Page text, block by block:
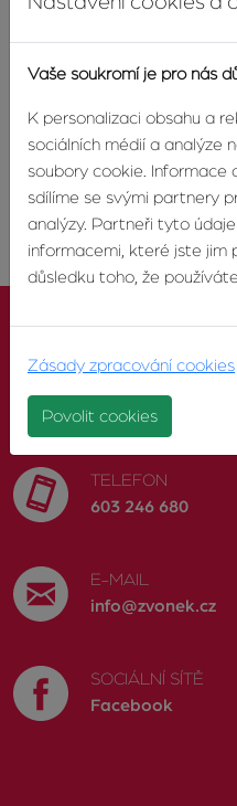
O dalším průběhu výstavby
stavby.
Více informací o projektu
KONTAKTUJTE NÁS
TELEFON
603 246 680
E-MAIL
info@zvonek.cz
SOCIÁLNÍ SÍTĚ
Facebook
Vaše soukromí je pro nás
K personalizaci obsahu a
sociálních médií a analýze
soubory cookie. Informace
sdílíme se svými partnery
analýzy. Partneři tyto
informacemi, které jste jim
důsledku toho, že
Zásady zpracování cookies
Povolit cookies